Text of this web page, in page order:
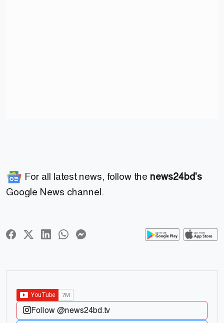
For all latest news, follow the news24bd's
Google News channel.
Follow @news24bd.tv